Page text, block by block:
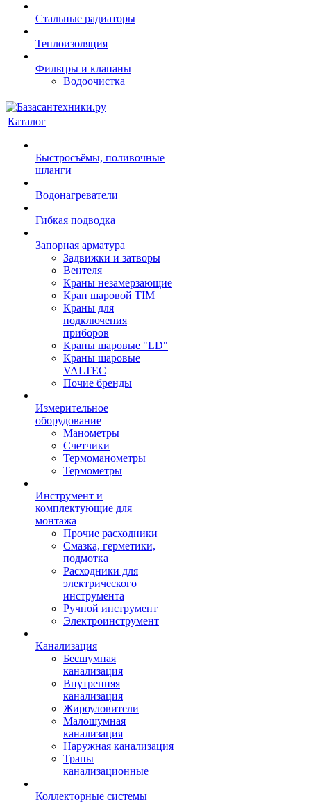
Стальные радиаторы
Теплоизоляция
Фильтры и клапаны
Водоочистка
Каталог
Быстросъёмы, поливочные
шланги
Водонагреватели
Гибкая подводка
Запорная арматура
Задвижки и затворы
Вентеля
Краны незамерзающие
Кран шаровой TIM
Краны для
подключения
приборов
Краны шаровые "LD"
Краны шаровые
VALTEC
Почие бренды
Измерительное
оборудование
Манометры
Счетчики
Термоманометры
Термометры
Инструмент и
комплектующие для
монтажа
Прочие расходники
Смазка, герметики,
подмотка
Расходники для
электрического
инструмента
Ручной инструмент
Электроинструмент
Канализация
Бесшумная
канализация
Внутренняя
канализация
Жироуловители
Малошумная
канализация
Наружная канализация
Трапы
канализационные
Коллекторные системы